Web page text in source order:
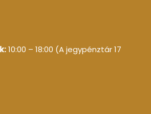
10:00 – 18:00 (A jegypénztár 17